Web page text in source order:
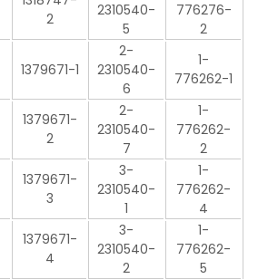
2
2310540-
5
776276-
2
1379671-1
2-
2310540-
6
1-
776262-1
1379671-
2
2-
2310540-
7
1-
776262-
2
1379671-
3
3-
2310540-
1
1-
776262-
4
1379671-
4
3-
2310540-
2
1-
776262-
5